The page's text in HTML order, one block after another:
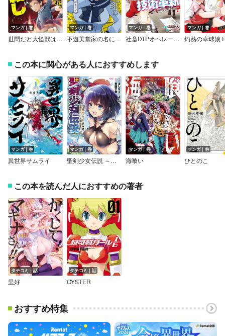
マンガ｜巻
世間だと大怪獣は防衛組織が倒した事になっているけど、実際は陰キャにくすぶっている高校生が葬っている 平穏を望みたい怪獣殺し
マンガ｜巻
不遊美堂家の名にかけて！
マンガ｜巻
社畜DTPオペレーターの僕が異世界で技術革新してもいいですか？
マンガ｜巻
この本に関心がある人におすすめします
マンガ｜巻
異世界サムライ
マンガ｜巻
聖剣少女伝説 ～引退間際のおっさん冒険者、聖剣を抜いて英雄になる～
マンガ｜巻
海喰い
マンガ｜巻
ひとのこ
この本を読んだ人におすすめの著者
タテコミ｜話
里好
タテコミ｜話
OYSTER
おすすめ特集